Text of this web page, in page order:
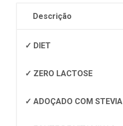
Descrição
✓ DIET
✓ ZERO LACTOSE
✓ ADOÇADO COM STEVIA